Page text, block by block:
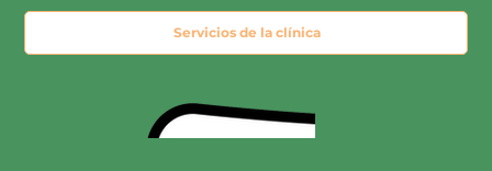
Servicios de la clínica